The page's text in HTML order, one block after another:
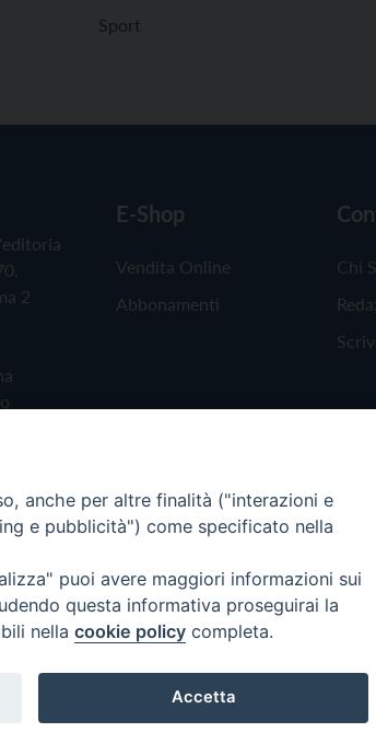
Sport
2
E-Shop
Vendita Online
Abbonamenti
Chi
anche per altre finalità ("interazioni e
e pubblicità") come specificato nella
puoi avere maggiori informazioni sui
questa informativa proseguirai la
nella cookie policy completa.
Accetta